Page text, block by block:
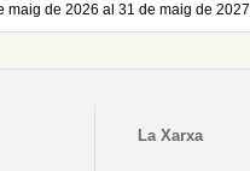
maig de 2026 al 31 de maig de 2027
La Xarxa